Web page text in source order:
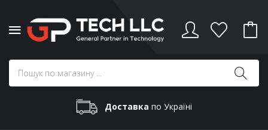
Доставка по Україні